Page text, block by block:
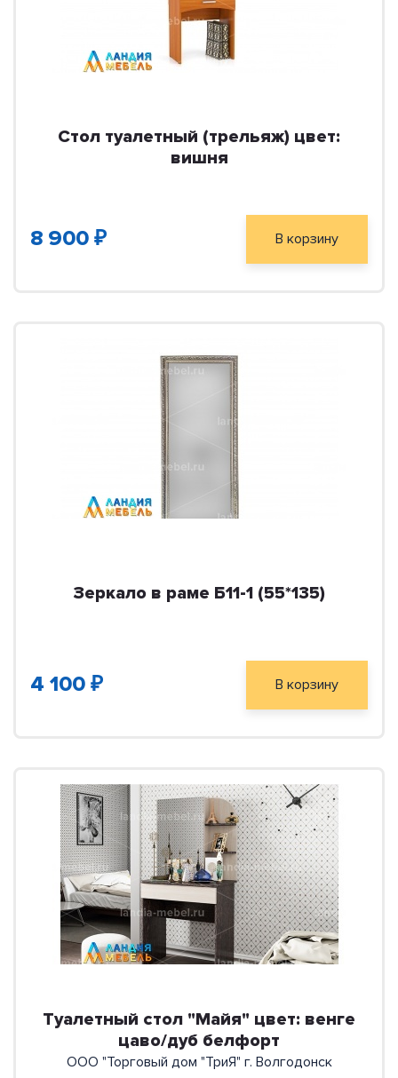
Стол туалетный (трельяж) цвет:
вишня
8 900 ₽ В корзину
Зеркало в раме Б11-1 (55*135)
4 100 ₽ В корзину
Туалетный стол "Майя" цвет: венге
цаво/дуб белфорт
ООО "Торговый дом "ТриЯ" г. Волгодонск